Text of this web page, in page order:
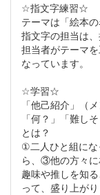
☆指文字練習☆
テーマは「絵本の
指文字の担当は、
担当者がテーマ
なっています。
☆学習☆
「他己紹介」（
「何？」「難し
とは？
①二人ひと組に
ら、③他の方々に
趣味や推しを知
って、盛り上がり